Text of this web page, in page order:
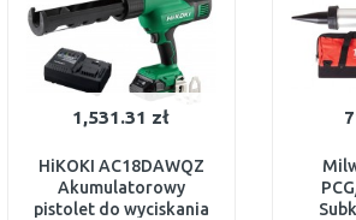
1,531.31 zł
HiKOKI AC18DAWQZ
Akumulatorowy
pistolet do wyciskania